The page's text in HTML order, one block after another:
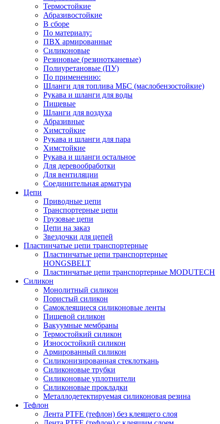
Термостойкие
Абразивостойкие
В сборе
По материалу:
ПВХ армированные
Силиконовые
Резиновые (резинотканевые)
Полиуретановые (ПУ)
По применению:
Шланги для топлива МБС (маслобензостойкие)
Рукава и шланги для воды
Пищевые
Шланги для воздуха
Абразивные
Химстойкие
Рукава и шланги для пара
Химстойкие
Рукава и шланги остальное
Для деревообработки
Для вентиляции
Соединительная арматура
Цепи
Приводные цепи
Транспортерные цепи
Грузовые цепи
Цепи на заказ
Звездочки для цепей
Пластинчатые цепи транспортерные
Пластинчатые цепи транспортерные
HONGSBELT
Пластинчатые цепи транспортерные MODUTECH
Силикон
Монолитный силикон
Пористый силикон
Самоклеящиеся силиконовые ленты
Пищевой силикон
Вакуумные мембраны
Термостойкий силикон
Износостойкий силикон
Армированный силикон
Силиконизированная стеклоткань
Силиконовые трубки
Силиконовые уплотнители
Силиконовые прокладки
Металлодетектируемая силиконовая резина
Тефлон
Лента PTFE (тефлон) без клеящего слоя